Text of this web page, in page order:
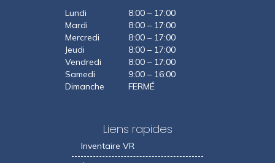
Liens rapides
Inventaire VR
Lundi
8:00 – 17:00
Mardi
8:00 – 17:00
Mercredi
8:00 – 17:00
Jeudi
8:00 – 17:00
Vendredi
8:00 – 17:00
Samedi
9:00 – 16:00
Dimanche
FERMÉ